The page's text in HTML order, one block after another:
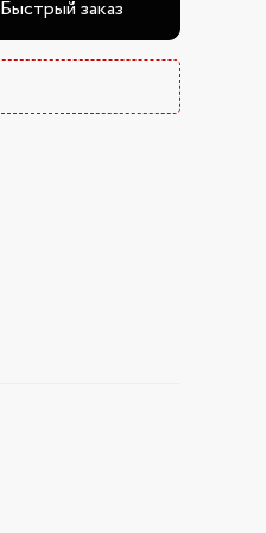
Быстрый заказ